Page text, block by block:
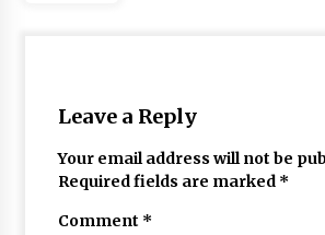
Leave a Reply
Your email address will not be
Required fields are marked *
Comment *